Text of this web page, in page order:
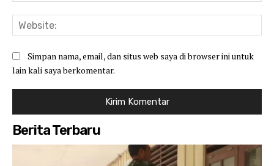
Simpan nama, email, dan situs web saya di browser ini untuk
lain kali saya berkomentar.
Berita Terbaru